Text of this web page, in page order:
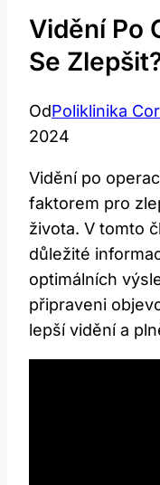
Vidění Po
Se
OdPoliklinika
2024
Vidění ⁢po⁢
faktorem pro⁣
života. V tomto
důležité
optimálních
připraveni
lepší vidění a